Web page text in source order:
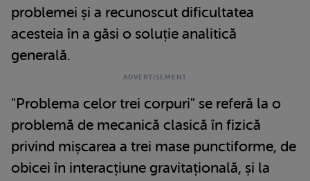
problemei și a recunoscut dificultatea
acesteia în a găsi o soluție analitică
generală.
"Problema celor trei corpuri" se referă la o
problemă de mecanică clasică în fizică
privind mișcarea a trei mase punctiforme, de
obicei în interacțiune gravitațională, și la